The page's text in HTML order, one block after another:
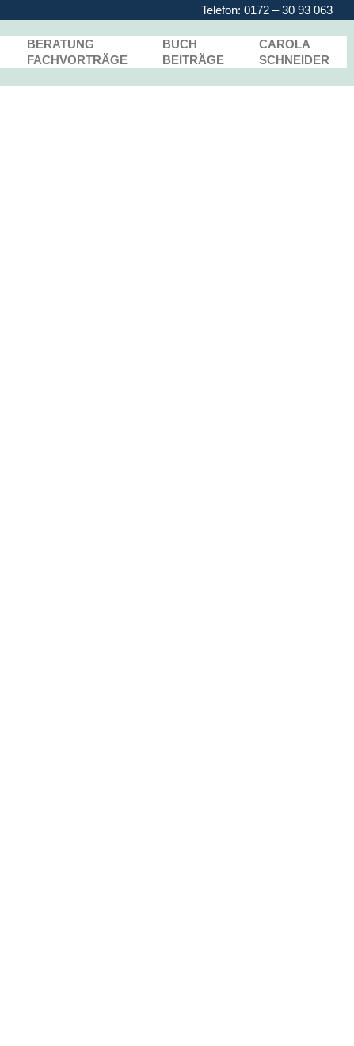
Telefon:0172 – 30 93 063
BERATUNG
FACHVORTRÄGE
BUCH
BEITRÄGE
CAROLA
SCHNEIDER